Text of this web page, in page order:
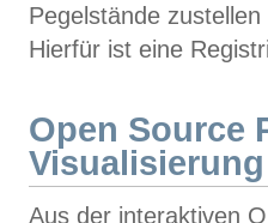
Pegelstände
Hierfür ist eine
Open Source
Visualisierung
Aus der interaktiven